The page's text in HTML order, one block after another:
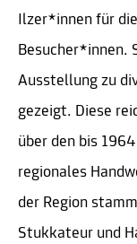
Ilzer*innen für
Besucher*innen.
Ausstellung zu
gezeigt. Diese
über den bis
regionales
der Region
Stukkateur und